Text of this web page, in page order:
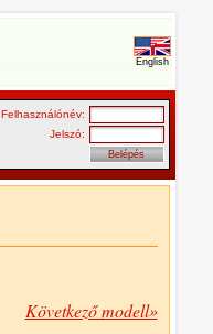
English
Felhasználónév:
Jelszó:
Következő modell»